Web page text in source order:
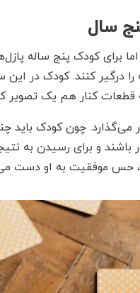
اما برای کودک پنج ساله
درگیر کنند. کودک در
کنار هم یک تصویر
چون کودک باید
و برای رسیدن به
حس موفقیت به او دست